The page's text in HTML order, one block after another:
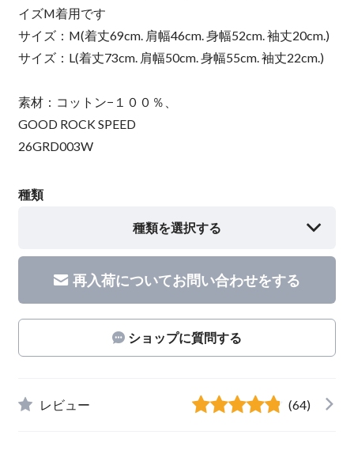
イズM着用です
サイズ：M(着丈69cm. 肩幅46cm. 身幅52cm. 袖丈20cm.)
サイズ：L(着丈73cm. 肩幅50cm. 身幅55cm. 袖丈22cm.)
素材：コットン−１００％、
GOOD ROCK SPEED
26GRD003W
種類
種類を選択する
再入荷についてお問い合わせをする
ショップに質問する
レビュー (64)